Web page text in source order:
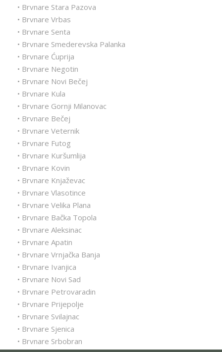
• Brvnare Stara Pazova
• Brvnare Vrbas
• Brvnare Senta
• Brvnare Smederevska Palanka
• Brvnare Ćuprija
• Brvnare Negotin
• Brvnare Novi Bečej
• Brvnare Kula
• Brvnare Gornji Milanovac
• Brvnare Bečej
• Brvnare Veternik
• Brvnare Futog
• Brvnare Kuršumlija
• Brvnare Kovin
• Brvnare Knjaževac
• Brvnare Vlasotince
• Brvnare Velika Plana
• Brvnare Bačka Topola
• Brvnare Aleksinac
• Brvnare Apatin
• Brvnare Vrnjačka Banja
• Brvnare Ivanjica
• Brvnare Novi Sad
• Brvnare Petrovaradin
• Brvnare Prijepolje
• Brvnare Svilajnac
• Brvnare Sjenica
• Brvnare Srbobran